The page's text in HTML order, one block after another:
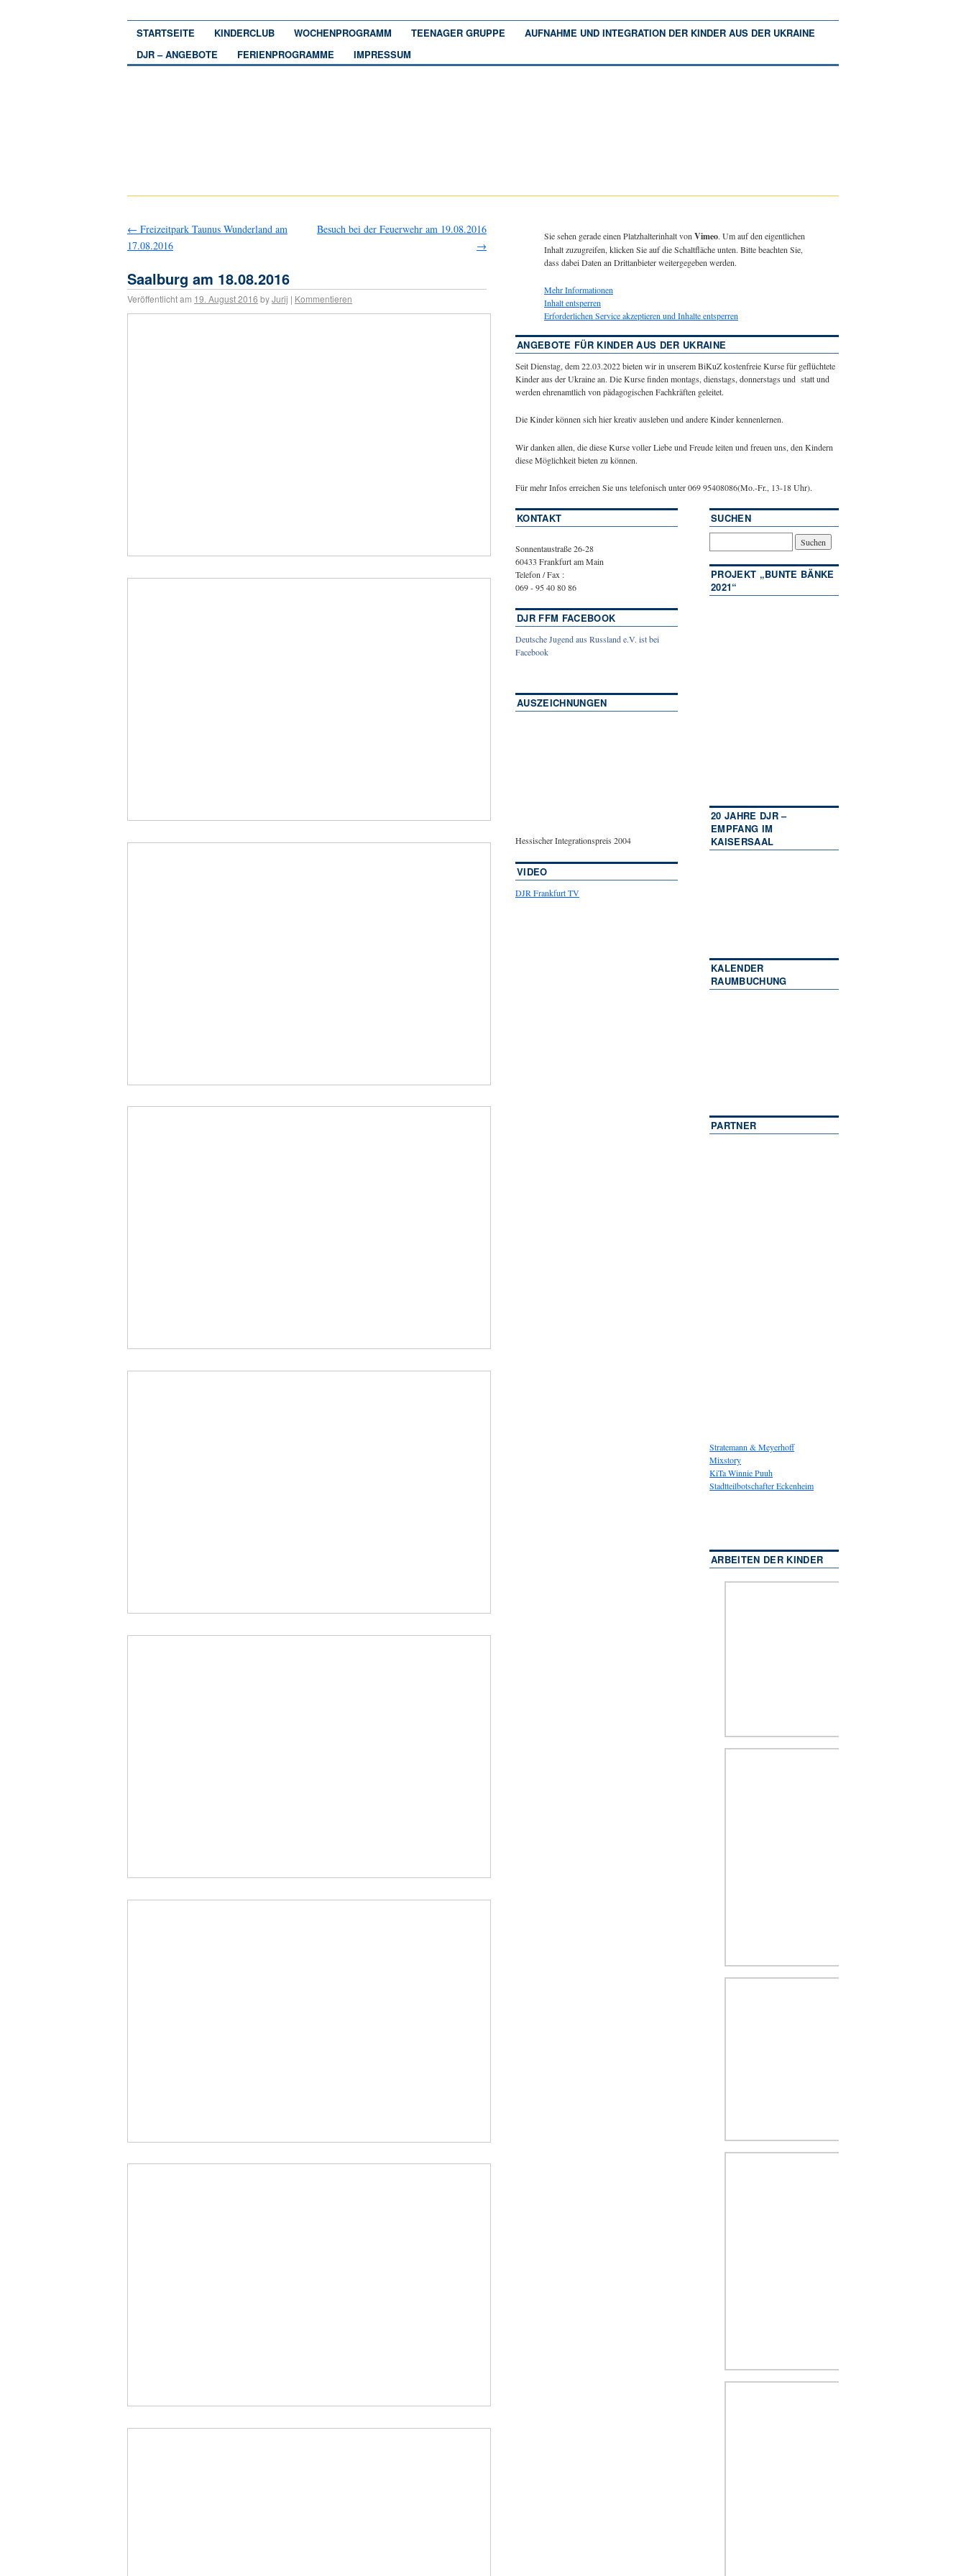
STARTSEITE KINDERCLUB WOCHENPROGRAMM TEENAGER GRUPPE
AUFNAHME UND INTEGRATION DER KINDER AUS DER UKRAINE
DJR – ANGEBOTE
FERIENPROGRAMME IMPRESSUM
← Freizeitpark Taunus Wunderland am
17.08.2016
Besuch bei der Feuerwehr am 19.08.2016
→
Saalburg am 18.08.2016
Veröffentlicht am 19. August 2016 byJurij | Kommentieren
Sie sehen gerade einen Platzhalterinhalt von Vimeo. Um auf den eigentlichen
Inhalt zuzugreifen, klicken Sie auf die Schaltfläche unten. Bitte beachten Sie,
dass dabei Daten an Drittanbieter weitergegeben werden.
Mehr Informationen
Inhalt entsperren
Erforderlichen Service akzeptieren und Inhalte entsperren
ANGEBOTE FÜR KINDER AUS DER UKRAINE
Seit Dienstag, dem 22.03.2022 bieten wir in unserem BiKuZ kostenfreie Kurse für geflüchtete
Kinder aus der Ukraine an. Die Kurse finden montags, dienstags, donnerstags und statt und
werden ehrenamtlich von pädagogischen Fachkräften geleitet.
Die Kinder können sich hier kreativ ausleben und andere Kinder kennenlernen.
Wir danken allen, die diese Kurse voller Liebe und Freude leiten und freuen uns, den Kindern
diese Möglichkeit bieten zu können.
Für mehr Infos erreichen Sie uns telefonisch unter 069 95408086(Mo.-Fr., 13-18 Uhr).
KONTAKT
Sonnentaustraße 26-28
60433 Frankfurt am Main
Telefon / Fax :
069 - 95 40 80 86
DJR FFM FACEBOOK
Deutsche Jugend aus Russland e.V. ist bei
Facebook
AUSZEICHNUNGEN
Hessischer Integrationspreis 2004
VIDEO
DJR Frankfurt TV
SUCHEN
PROJEKT „BUNTE BÄNKE
2021“
20 JAHRE DJR –
EMPFANG IM
KAISERSAAL
KALENDER
RAUMBUCHUNG
PARTNER
Stratemann & Meyerhoff
Mixstory
KiTa Winnie Puuh
Stadtteilbotschafter Eckenheim
ARBEITEN DER KINDER